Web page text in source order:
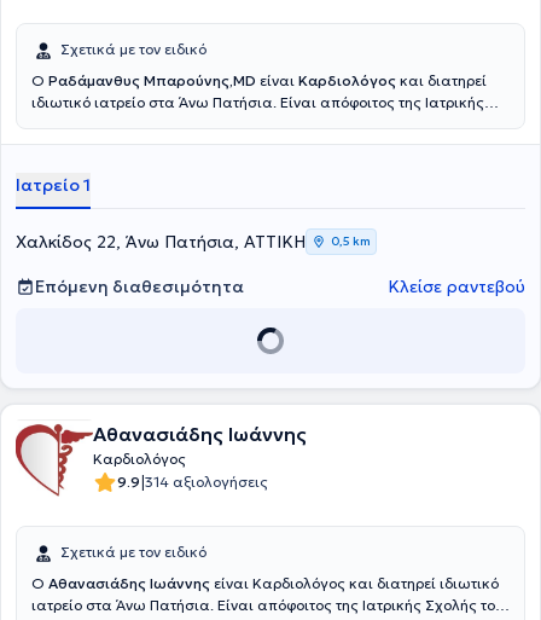
Σχετικά με τον ειδικό
Ο Ραδάμανθυς Μπαρούνης,MD είναι Καρδιολόγος και διατηρεί
ιδιωτικό ιατρείο στα Άνω Πατήσια. Είναι απόφοιτος της Ιατρικής
στρατιωτικών του υποχρεώσεων, εργάστηκε ως ειδικευόμενος στη
“Broussais” και “Louis Mourier”, στα τμήματα Καρδιολογίας και
Παθολογίας αντίστοιχα. Στη συνέχεια, συνέχισε την εκπαίδευση του
στην ειδικότητα της Παθολογίας και ακολούθως της Καρδιολογίας
στο ΓΝΑ "Κωσταντοπούλειο -Πατησίων" και ΓΝΑ
"Ευαγγελισμός".Από το 2018 εργάζεται ως ιδιώτης ιατρός, ενώ από
το 2019 είναι συνεργάτης των «SOS Ιατρών».Είναι κάτοχος του
εκπαιδεύεται στις σύγχρονες τεχνικές υπερήχων στο Ωνάσειο
Ιατρείο 1
Χαλκίδος 22, Άνω Πατήσια, ΑΤΤΙΚΗ 0,5 km
Επόμενη διαθεσιμότητα Κλείσε ραντεβού
Αθανασιάδης Ιωάννης
Καρδιολόγος
9.9|314 αξιολογήσεις
Σχετικά με τον ειδικό
Ο Αθανασιάδης Ιωάννης είναι Καρδιολόγος και διατηρεί ιδιωτικό
ιατρείο στα Άνω Πατήσια. Είναι απόφοιτος της Ιατρικής Σχολής του